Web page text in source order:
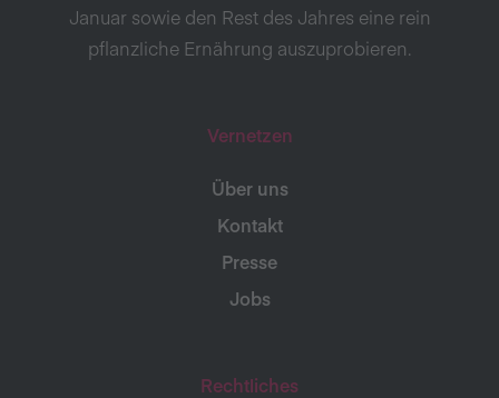
Januar sowie den Rest des Jahres eine rein
pflanzliche Ernährung auszuprobieren.
Vernetzen
Über uns
Kontakt
Presse
Jobs
Rechtliches